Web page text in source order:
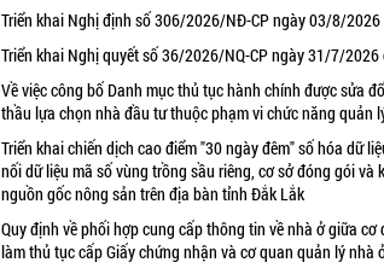
Triển khai Nghị định số 306/2026/NĐ-CP ngày 03/8/2026
Triển khai Nghị quyết số 36/2026/NQ-CP ngày 31/7/2026
Về việc công bố Danh mục thủ tục hành chính được sửa
thầu lựa chọn nhà đầu tư thuộc phạm vi chức năng quản
Triển khai chiến dịch cao điểm "30 ngày đêm" số hóa dữ
nối dữ liệu mã số vùng trồng sầu riêng, cơ sở đóng gói và
nguồn gốc nông sản trên địa bàn tỉnh Đắk Lắk
Quy định về phối hợp cung cấp thông tin về nhà ở giữa
làm thủ tục cấp Giấy chứng nhận và cơ quan quản lý nhà